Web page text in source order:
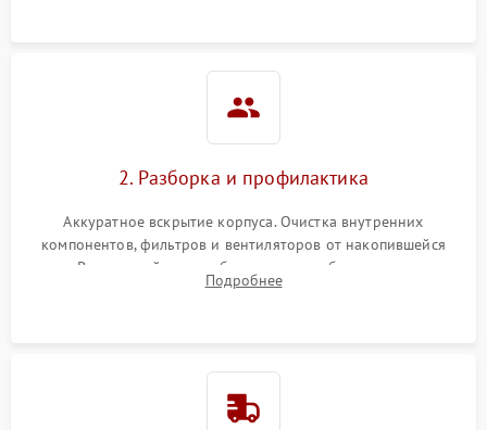
2. Разборка и профилактика
Аккуратное вскрытие корпуса. Очистка внутренних
компонентов, фильтров и вентиляторов от накопившейся
пыли. Визуальный осмотр блока питания, балласта лампы и
материнской платы на наличие прогаров или вздутых
Подробнее